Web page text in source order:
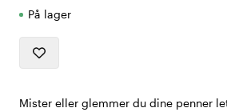
På lager
Mister eller glemmer du dine penner